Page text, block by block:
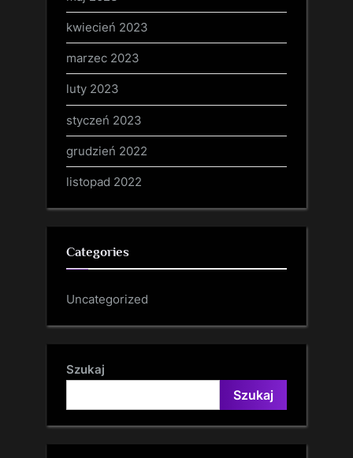
kwiecień 2023
marzec 2023
luty 2023
styczeń 2023
grudzień 2022
listopad 2022
Categories
Uncategorized
Szukaj
Szukaj